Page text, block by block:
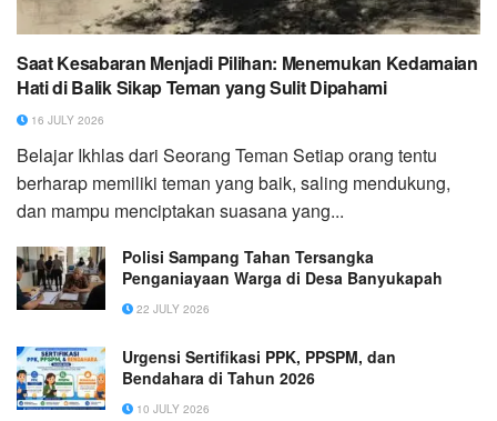
Saat Kesabaran Menjadi Pilihan: Menemukan Kedamaian
Hati di Balik Sikap Teman yang Sulit Dipahami
16 JULY 2026
Belajar Ikhlas dari Seorang Teman Setiap orang tentu
berharap memiliki teman yang baik, saling mendukung,
dan mampu menciptakan suasana yang...
Polisi Sampang Tahan Tersangka
Penganiayaan Warga di Desa Banyukapah
22 JULY 2026
Urgensi Sertifikasi PPK, PPSPM, dan
Bendahara di Tahun 2026
10 JULY 2026